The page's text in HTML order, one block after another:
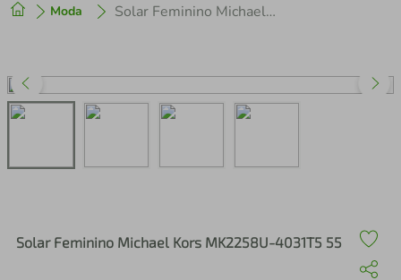
Moda Solar Feminino Michael Kors MK2258U-4031T5 55
Solar Feminino Michael Kors MK2258U-4031T5 55
2º cafeteira